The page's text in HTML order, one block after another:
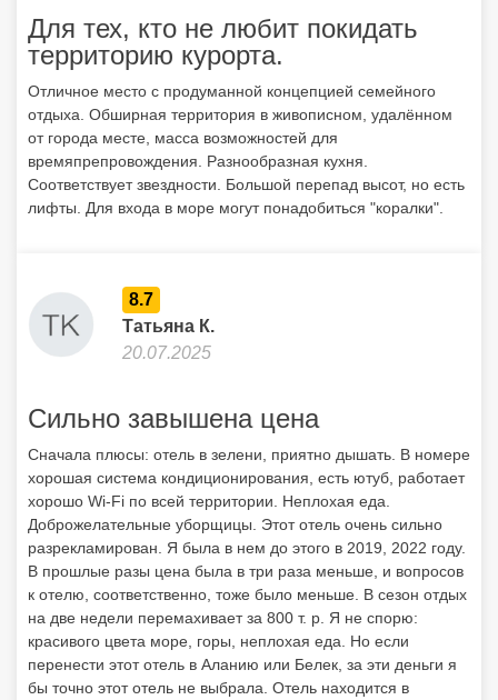
Для тех, кто не любит покидать
территорию курорта.
Отличное место с продуманной концепцией семейного
отдыха. Обширная территория в живописном, удалённом
от города месте, масса возможностей для
времяпрепровождения. Разнообразная кухня.
Соответствует звездности. Большой перепад высот, но есть
лифты. Для входа в море могут понадобиться "коралки".
8.7
Татьяна К.
20.07.2025
Сильно завышена цена
Сначала плюсы: отель в зелени, приятно дышать. В номере
хорошая система кондиционирования, есть ютуб, работает
хорошо Wi-Fi по всей территории. Неплохая еда.
Доброжелательные уборщицы. Этот отель очень сильно
разрекламирован. Я была в нем до этого в 2019, 2022 году.
В прошлые разы цена была в три раза меньше, и вопросов
к отелю, соответственно, тоже было меньше. В сезон отдых
на две недели перемахивает за 800 т. р. Я не спорю:
красивого цвета море, горы, неплохая еда. Но если
перенести этот отель в Аланию или Белек, за эти деньги я
бы точно этот отель не выбрала. Отель находится в